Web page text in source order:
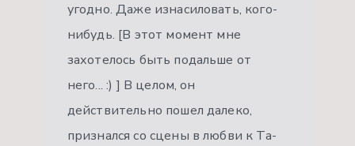
угодно. Даже изнасиловать, кого-
нибудь. [В этот момент мне
захотелось быть подальше от
него... :) ] В целом, он
действительно пошел далеко,
признался со сцены в любви к Та-